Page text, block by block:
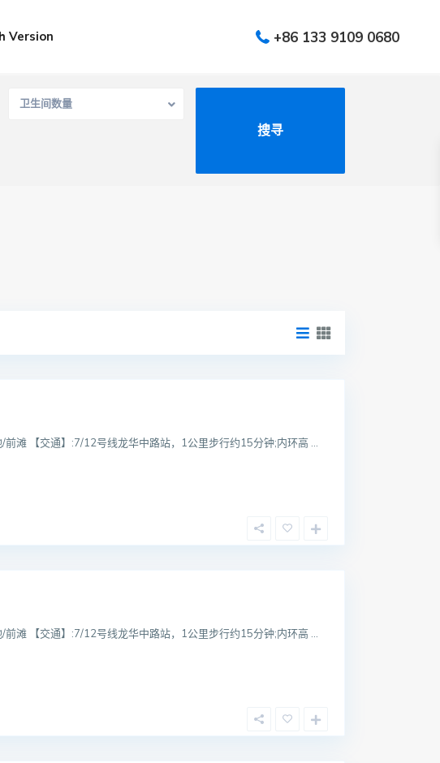
+86 133 9109 0680
Version
卫生间数量
前滩 【交通】:7/12号线龙华中路站，1公里步行约15分钟;内环高 ...
前滩 【交通】:7/12号线龙华中路站，1公里步行约15分钟;内环高 ...